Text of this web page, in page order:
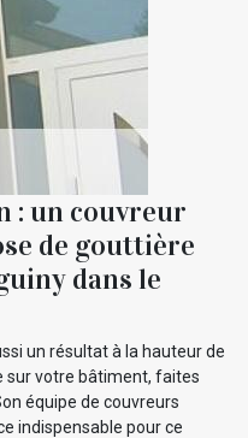
: un couvreur
de gouttière
dans le
un résultat à la hauteur de
sur votre bâtiment, faites
équipe de couvreurs
indispensable pour ce